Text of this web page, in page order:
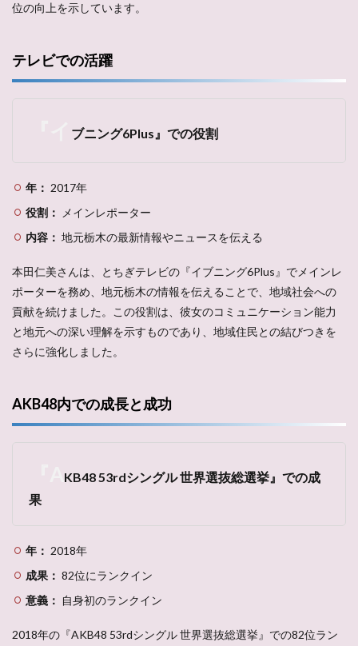
位の向上を示しています。
テレビでの活躍
ブニング6Plus』での役割
年： 2017年
役割：
メインレポーター
内容： 地元栃木の最新情報やニュースを伝える
本田仁美さんは、とちぎテレビの『イブニング6Plus』でメインレ
ポーターを務め、地元栃木の情報を伝えることで、地域社会への
貢献を続けました。この役割は、彼女のコミュニケーション能力
と地元への深い理解を示すものであり、地域住民との結びつきを
さらに強化しました。
AKB48内での成長と成功
KB48 53rdシングル 世界選抜総選挙』での成
果
年： 2018年
成果： 82位にランクイン
意義： 自身初のランクイン
2018年の『AKB48 53rdシングル 世界選抜総選挙』での82位ラン